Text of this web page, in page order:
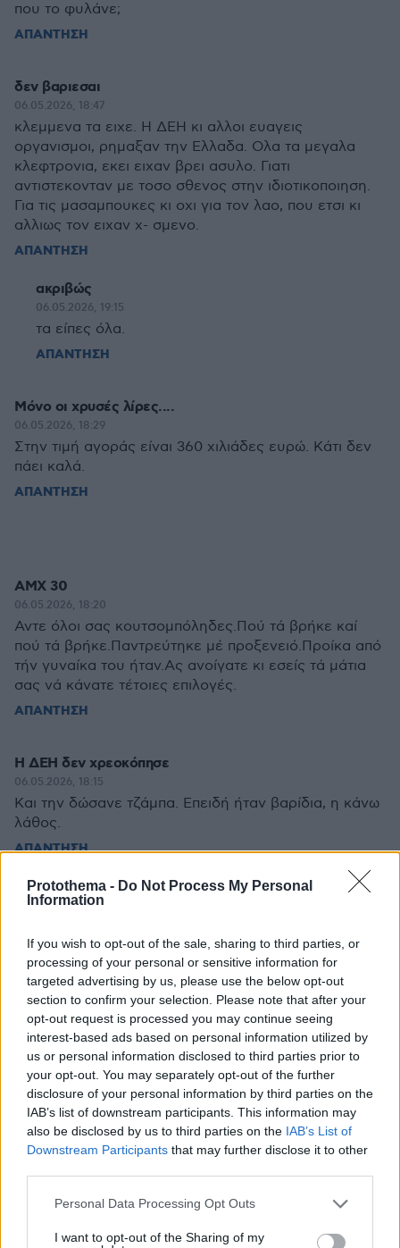
Protothema - Do Not Process My Personal
Information
If you wish to opt-out of the sale, sharing to third parties, or
processing of your personal or sensitive information for
targeted advertising by us, please use the below opt-out
section to confirm your selection. Please note that after your
opt-out request is processed you may continue seeing
interest-based ads based on personal information utilized by
us or personal information disclosed to third parties prior to
your opt-out. You may separately opt-out of the further
disclosure of your personal information by third parties on the
IAB’s list of downstream participants. This information may
also be disclosed by us to third parties on the IAB’s List of
Downstream Participants that may further disclose it to other
Please note that this website/app uses one or more Google
not limited to your visit or usage behaviour. You may click to
Personal Data Processing Opt Outs
I want to opt-out of the Sharing of my
που το φυλάνε;
ΑΠΑΝΤΗΣΗ
δεν βαριεσαι
06.05.2026, 18:47
κλεμμενα τα ειχε. Η ΔΕΗ κι αλλοι ευαγεις
οργανισμοι, ρημαξαν την Ελλαδα. Ολα τα μεγαλα
κλεφτρονια, εκει ειχαν βρει ασυλο. Γιατι
αντιστεκονταν με τοσο σθενος στην ιδιοτικοποιηση.
Για τις μασαμπουκες κι οχι για τον λαο, που ετσι κι
αλλιως τον ειχαν χ- σμενο.
ΑΠΑΝΤΗΣΗ
ακριβώς
06.05.2026, 19:15
τα είπες όλα.
ΑΠΑΝΤΗΣΗ
Μόνο οι χρυσές λίρες....
06.05.2026, 18:29
Στην τιμή αγοράς είναι 360 χιλιάδες ευρώ. Κάτι δεν
πάει καλά.
ΑΠΑΝΤΗΣΗ
ΑΜΧ 30
06.05.2026, 18:20
Αντε όλοι σας κουτσομπόληδες.Πού τά βρήκε καί
πού τά βρήκε.Παντρεύτηκε μέ προξενειό.Προίκα από
τήν γυναίκα του ήταν.Ας ανοίγατε κι εσείς τά μάτια
σας νά κάνατε τέτοιες επιλογές.
ΑΠΑΝΤΗΣΗ
Η ΔΕΗ δεν χρεοκόπησε
06.05.2026, 18:15
Και την δώσανε τζάμπα. Επειδή ήταν βαρίδια, η κάνω
λάθος.
ΑΠΑΝΤΗΣΗ
ΠΡΟΣΘΗΚΗ ΣΧΟΛΙΟΥ
ΌΝΟΜΑ *
EMAIL
ΣΧΌΛΙΟ *